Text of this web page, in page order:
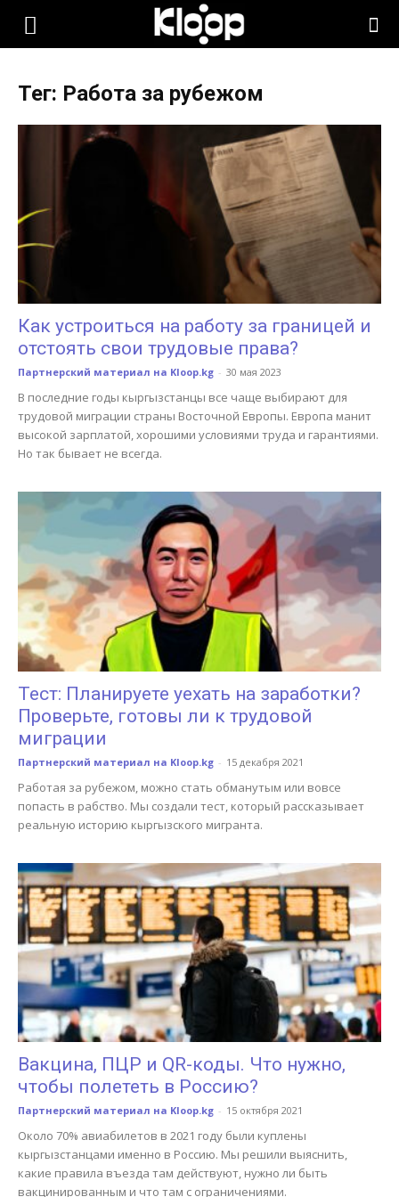
KLOOP.KG
Кыргызстана
Тег: Работа за рубежом
Как устроиться на работу за границей и
отстоять свои трудовые права?
Партнерский материал на Kloop.kg - 30 мая 2023
В последние годы кыргызстанцы все чаще выбирают для
трудовой миграции страны Восточной Европы. Европа манит
высокой зарплатой, хорошими условиями труда и гарантиями.
Но так бывает не всегда.
Тест: Планируете уехать на заработки?
Проверьте, готовы ли к трудовой
миграции
Партнерский материал на Kloop.kg - 15 декабря 2021
Работая за рубежом, можно стать обманутым или вовсе
попасть в рабство. Мы создали тест, который рассказывает
реальную историю кыргызского мигранта.
Вакцина, ПЦР и QR-коды. Что нужно,
чтобы полететь в Россию?
Партнерский материал на Kloop.kg - 15 октября 2021
Около 70% авиабилетов в 2021 году были куплены
кыргызстанцами именно в Россию. Мы решили выяснить,
какие правила въезда там действуют, нужно ли быть
вакцинированным и что там с ограничениями.